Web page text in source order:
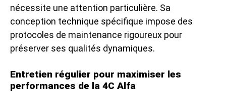
nécessite une attention particulière. Sa
conception technique spécifique impose des
protocoles de maintenance rigoureux pour
préserver ses qualités dynamiques.
Entretien régulier pour maximiser les
performances de la 4C Alfa